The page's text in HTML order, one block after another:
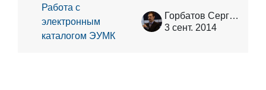
Работа с
электронным
каталогом ЭУМК
Горбатов Сергей Васильевич
3 сент. 2014